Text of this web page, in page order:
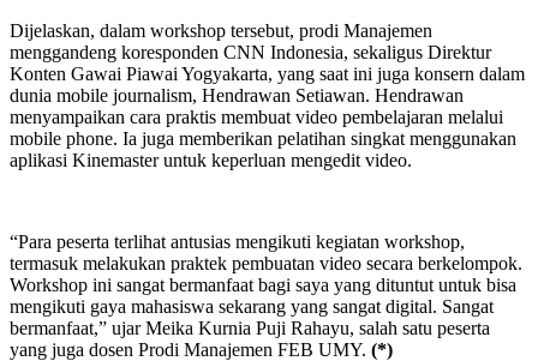
Dijelaskan, dalam workshop tersebut, prodi Manajemen
menggandeng koresponden CNN Indonesia, sekaligus Direktur
Konten Gawai Piawai Yogyakarta, yang saat ini juga konsern dalam
dunia mobile journalism, Hendrawan Setiawan. Hendrawan
menyampaikan cara praktis membuat video pembelajaran melalui
mobile phone. Ia juga memberikan pelatihan singkat menggunakan
aplikasi Kinemaster untuk keperluan mengedit video.
“Para peserta terlihat antusias mengikuti kegiatan workshop,
termasuk melakukan praktek pembuatan video secara berkelompok.
Workshop ini sangat bermanfaat bagi saya yang dituntut untuk bisa
mengikuti gaya mahasiswa sekarang yang sangat digital. Sangat
bermanfaat,” ujar Meika Kurnia Puji Rahayu, salah satu peserta
yang juga dosen Prodi Manajemen FEB UMY. (*)